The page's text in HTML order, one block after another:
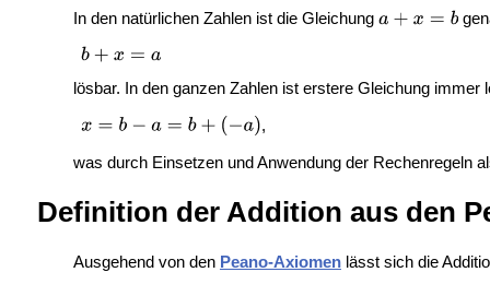
In den natürlichen Zahlen ist die Gleichung
lösbar. In den ganzen Zahlen ist erstere Gleichung immer
,
was durch Einsetzen und Anwendung der Rechenregeln
Definition der Addition aus den
Ausgehend von den Peano-Axiomenlässt sich die